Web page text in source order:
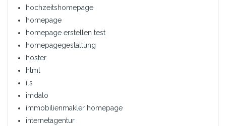
hochzeitshomepage
homepage
homepage erstellen test
homepagegestaltung
hoster
html
ils
imdalo
immobilienmakler homepage
internetagentur